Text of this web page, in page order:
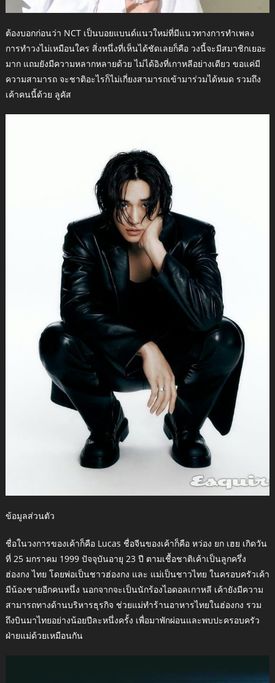
ต้องบอกก่อนว่า NCT เป็นบอยแบนด์แนวใหม่ที่มีแนวทางการทำเพลง
การทำวงไม่เหมือนใคร สิ่งหนึ่งที่เห็นได้ชัดเลยก็คือ วงนี้จะมีสมาชิกเยอะ
มาก แถมยังมีความหลากหลายด้วย ไม่ได้อิงที่เกาหลีอย่างเดียว ขอแค่มี
ความสามารถ จะชาติอะไรก็ไม่เกี่ยงสามารถเข้ามาร่วมได้หมด รวมถึง
เค้าคนนี้ด้วย ลูคัส
ข้อมูลส่วนตัว
ชื่อในวงการของเค้าก็คือ Lucas ชื่อจีนของเค้าก็คือ หว่อง ยก เฮย เกิดวัน
ที่ 25 มกราคม 1999 ปัจจุบันอายุ 23 ปี ตามเชื้อชาติเค้าเป็นลูกครึ่ง
ฮ่องกง ไทย โดยพ่อเป็นชาวฮ่องกง และ แม่เป็นชาวไทย ในครอบครัวเค้า
มีน้องชายอีกคนหนึ่ง นอกจากจะเป็นนักร้องไอดอลเกาหลี เค้ายังมีความ
สามารถทางด้านบริหารธุรกิจ ช่วยแม่ทำร้านอาหารไทยในฮ่องกง รวม
ถึงบินมาไทยอย่างน้อยปีละหนึ่งครั้ง เพื่อมาพักผ่อนและพบปะครอบครัว
ฝ่ายแม่ด้วยเหมือนกัน